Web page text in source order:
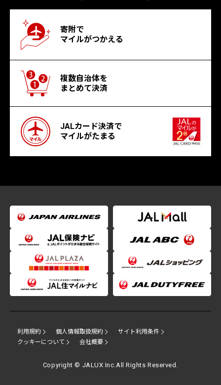
寄附で
マイルがつかえる
複数自治体を
まとめて決済
JALカード決済で
マイルがたまる
利用規約 個人情報取扱規約
サイト利用条件
クッキーについて
会社概要
Copyright © JALUX Inc.All Rights Reserved.